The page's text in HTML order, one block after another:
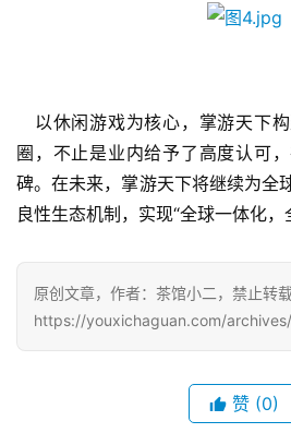
7
3
0
以休闲游戏为核心，掌游天下
圈，不止是业内给予了高度认可
碑。在未来，掌游天下将继续为全
良性生态机制，实现“全球一体化，
原创文章，作者：茶馆小二，禁止转载
https://youxichaguan.com/
赞 (0)